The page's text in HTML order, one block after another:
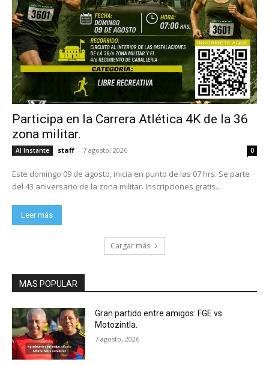
Participa en la Carrera Atlética 4K de la 36
zona militar.
Al Instante staff - 7 agosto, 2026 0
Este domingo 09 de agosto, inicia en punto de las 07 hrs. Se parte
del 43 aniversario de la zona militar. Inscripciones gratis...
Leer más
Cargar más
MAS POPULAR
Gran partido entre amigos: FGE vs
Motozintla.
7 agosto, 2026